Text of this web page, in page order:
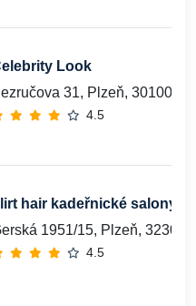
Look
31, Plzeň, 30100
4.5
hair kadeřnické salony
1951/15, Plzeň, 32300
4.5